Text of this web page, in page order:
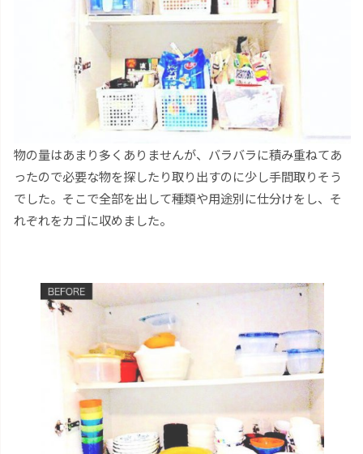
物の量はあまり多くありませんが、バラバラに積み重ねてあ
ったので必要な物を探したり取り出すのに少し手間取りそう
でした。そこで全部を出して種類や用途別に仕分けをし、そ
れぞれをカゴに収めました。